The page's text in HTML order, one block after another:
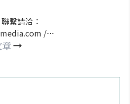
繫請洽：
/